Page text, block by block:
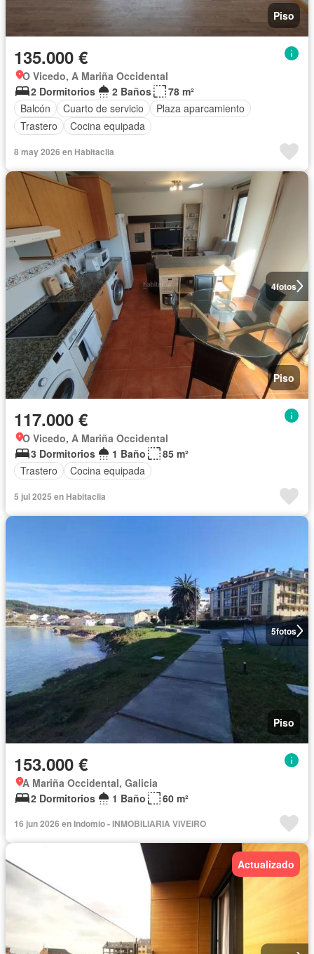
Piso
135.000 €
O Vicedo, A Mariña Occidental
2 Dormitorios
2 Baños
78 m²
Balcón
Cuarto de servicio
Plaza aparcamiento
Trastero
Cocina equipada
8 may 2026 en Habitaclia
4fotos
Piso
117.000 €
O Vicedo, A Mariña Occidental
3 Dormitorios
1 Baño
85 m²
Trastero
Cocina equipada
5 jul 2025 en Habitaclia
5fotos
Piso
153.000 €
A Mariña Occidental, Galicia
2 Dormitorios
1 Baño 60 m²
16 jun 2026 en Indomio - INMOBILIARIA VIVEIRO
Actualizado